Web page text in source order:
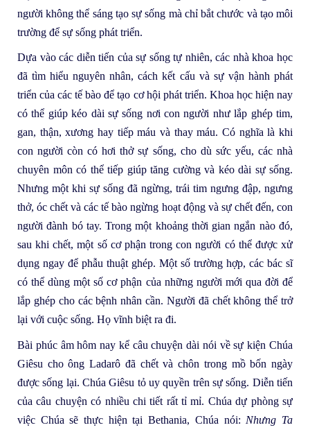
người không thể sáng tạo sự sống mà chỉ bắt chước và tạo môi
trường để sự sống phát triển.
Dựa vào các diễn tiến của sự sống tự nhiên, các nhà khoa học
đã tìm hiểu nguyên nhân, cách kết cấu và sự vận hành phát
triển của các tế bào để tạo cơ hội phát triển. Khoa học hiện nay
có thể giúp kéo dài sự sống nơi con người như lắp ghép tim,
gan, thận, xương hay tiếp máu và thay máu. Có nghĩa là khi
con người còn có hơi thở sự sống, cho dù sức yếu, các nhà
chuyên môn có thể tiếp giúp tăng cường và kéo dài sự sống.
Nhưng một khi sự sống đã ngừng, trái tim ngưng đập, ngưng
thở, óc chết và các tế bào ngừng hoạt động và sự chết đến, con
người đành bó tay. Trong một khoảng thời gian ngắn nào đó,
sau khi chết, một số cơ phận trong con người có thể được xử
dụng ngay để phẫu thuật ghép. Một số trường hợp, các bác sĩ
có thể dùng một số cơ phận của những người mới qua đời để
lắp ghép cho các bệnh nhân cần. Người đã chết không thể trở
lại với cuộc sống. Họ vĩnh biệt ra đi.
Bài phúc âm hôm nay kể câu chuyện dài nói về sự kiện Chúa
Giêsu cho ông Ladarô đã chết và chôn trong mồ bốn ngày
được sống lại. Chúa Giêsu tỏ uy quyền trên sự sống. Diễn tiến
của câu chuyện có nhiều chi tiết rất tỉ mỉ. Chúa dự phòng sự
việc Chúa sẽ thực hiện tại Bethania, Chúa nói: Nhưng Ta